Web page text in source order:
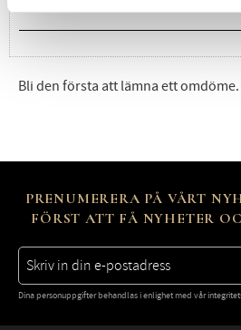
Bli den första att lämna ett omdöme.
PRENUMERERA PÅ VÅRT
FÖRST ATT FÅ NYHETER
Dina personuppgifter behandlas i enlighet med vår